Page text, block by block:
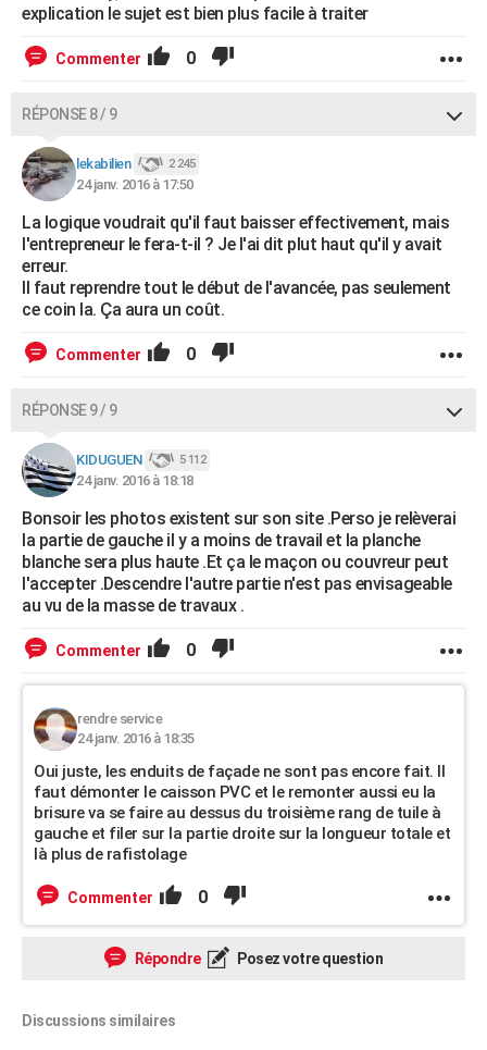
explication le sujet est bien plus facile à traiter
Commenter 0
RÉPONSE 8 / 9
lekabilien 2 245
24 janv. 2016 à 17:50
La logique voudrait qu'il faut baisser effectivement, mais
l'entrepreneur le fera-t-il ? Je l'ai dit plut haut qu'il y avait
erreur.
Il faut reprendre tout le début de l'avancée, pas seulement
ce coin la. Ça aura un coût.
Commenter 0
RÉPONSE 9 / 9
KIDUGUEN 5 112
24 janv. 2016 à 18:18
Bonsoir les photos existent sur son site .Perso je relèverai
la partie de gauche il y a moins de travail et la planche
blanche sera plus haute .Et ça le maçon ou couvreur peut
l'accepter .Descendre l'autre partie n'est pas envisageable
au vu de la masse de travaux .
Commenter 0
rendre service
24 janv. 2016 à 18:35
Oui juste, les enduits de façade ne sont pas encore fait. Il
faut démonter le caisson PVC et le remonter aussi eu la
brisure va se faire au dessus du troisième rang de tuile à
gauche et filer sur la partie droite sur la longueur totale et
là plus de rafistolage
Commenter 0
Répondre Posez votre question
Discussions similaires